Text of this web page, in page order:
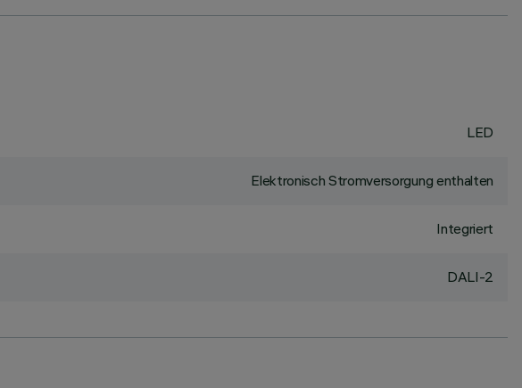
LED
Elektronisch Stromversorgung enthalten
Integriert
DALI-2